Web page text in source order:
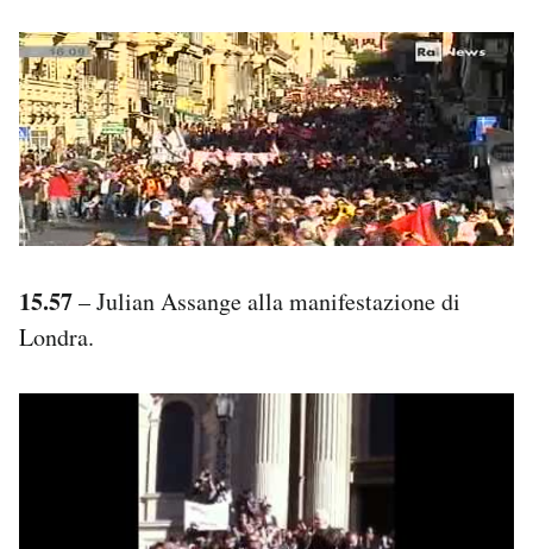
15.57– Julian Assange alla manifestazione di
Londra.